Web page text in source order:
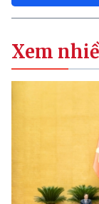
Xem